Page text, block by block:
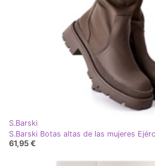
S.Barski
S.Barski Botas altas de las mujeres
61,95 €